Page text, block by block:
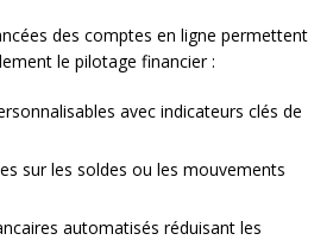
des comptes en ligne permettent
le pilotage financier :
avec indicateurs clés de
sur les soldes ou les mouvements
automatisés réduisant les